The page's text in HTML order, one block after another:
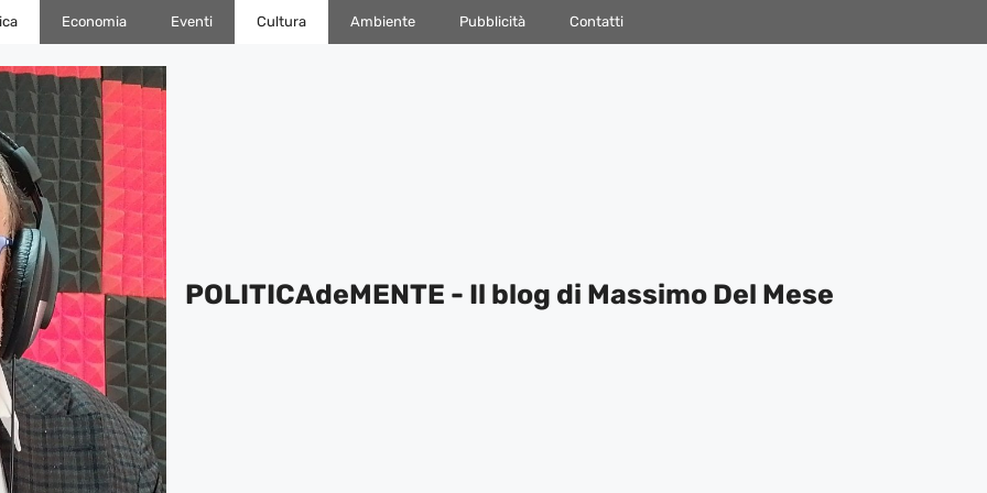
Economia Eventi Cultura Ambiente Pubblicità Contatti
POLITICAdeMENTE - Il blog di Massimo Del Mese